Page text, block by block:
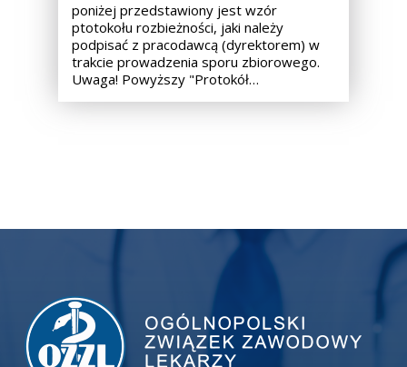
poniżej przedstawiony jest wzór
ptotokołu rozbieżności, jaki należy
podpisać z pracodawcą (dyrektorem) w
trakcie prowadzenia sporu zbiorowego.
Uwaga! Powyższy "Protokół…